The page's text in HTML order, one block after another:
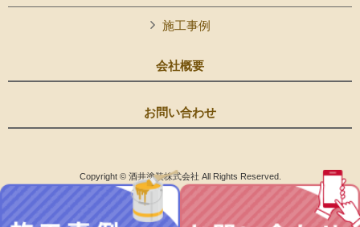
施工事例
会社概要
お問い合わせ
Copyright © 酒井塗装株式会社 All Rights Reserved.